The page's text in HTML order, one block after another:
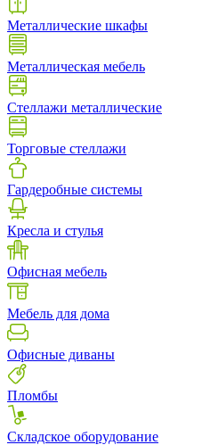
Металлические шкафы
Металлическая мебель
Стеллажи металлические
Торговые стеллажи
Гардеробные системы
Кресла и стулья
Офисная мебель
Мебель для дома
Офисные диваны
Пломбы
Складское оборудование